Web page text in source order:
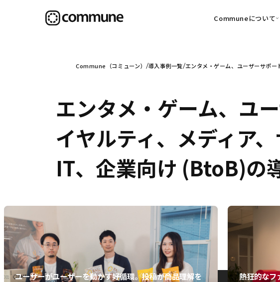
Communeについて
可視化
・Commune
信頼を醸成する信頼起点経
・Commune
SuccessHub）
社内コミュニケーション
・Commune
Commune（コミューン） 導入事例一覧 エンタメ・ゲーム、ユーザーサポ
エンタメ・ゲーム、ユ
イヤルティ、メディア
IT、企業向け (BtoB)の
ユーザーがユーザーを動かす好循環。投稿が商品理解を
熱狂的なフ